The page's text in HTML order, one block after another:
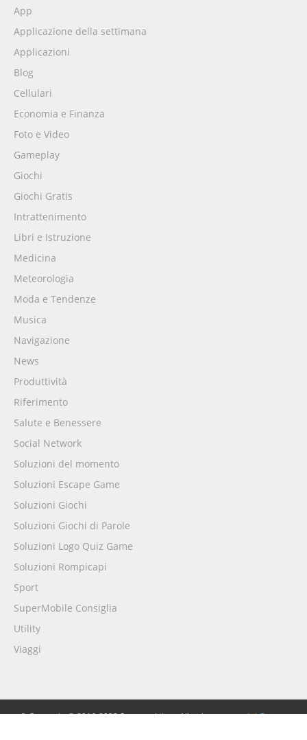
App
Applicazione della settimana
Applicazioni
Blog
Cellulari
Economia e Finanza
Foto e Video
Gameplay
Giochi
Giochi Gratis
Intrattenimento
Libri e Istruzione
Medicina
Meteorologia
Moda e Tendenze
Musica
Navigazione
News
Produttività
Riferimento
Salute e Benessere
Social Network
Soluzioni del momento
Soluzioni Escape Game
Soluzioni Giochi
Soluzioni Giochi di Parole
Soluzioni Logo Quiz Game
Soluzioni Rompicapi
Sport
SuperMobile Consiglia
Utility
Viaggi
© Copyright © 2016-2022 Supermobile.it. All rights reserved. |Privacy